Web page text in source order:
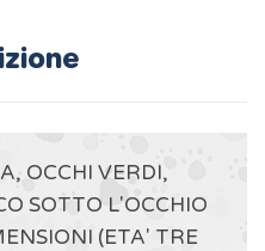
OCCHI VERDI,
SOTTO L'OCCHIO
(ETA' TRE